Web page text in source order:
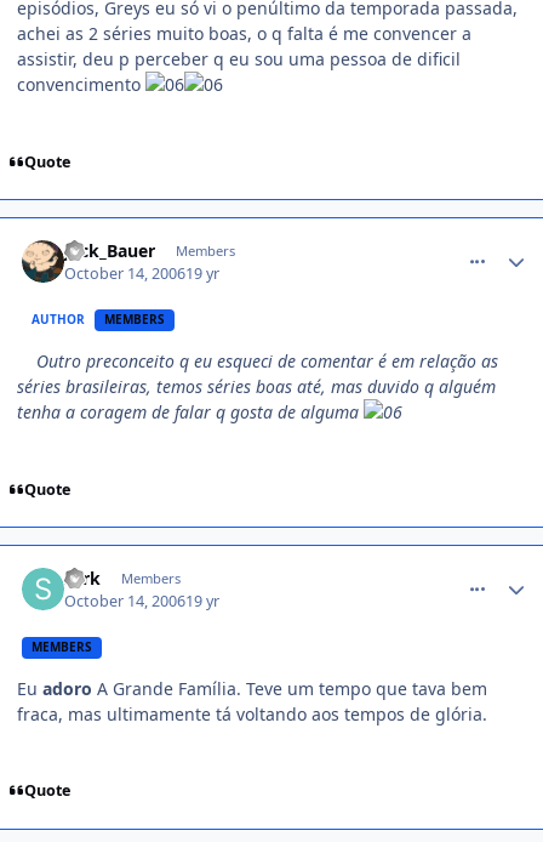
episódios, Greys eu só vi o penúltimo da temporada passada,
achei as 2 séries muito boas, o q falta é me convencer a
assistir, deu p perceber q eu sou uma pessoa de dificil
convencimento
Quote
Jack_Bauer Members
October 14, 200619 yr
AUTHOR MEMBERS
Outro preconceito q eu esqueci de comentar é em relação as
séries brasileiras, temos séries boas até, mas duvido q alguém
tenha a coragem de falar q gosta de alguma
Quote
sark Members
October 14, 200619 yr
MEMBERS
Eu adoro A Grande Família. Teve um tempo que tava bem
fraca, mas ultimamente tá voltando aos tempos de glória.
Quote